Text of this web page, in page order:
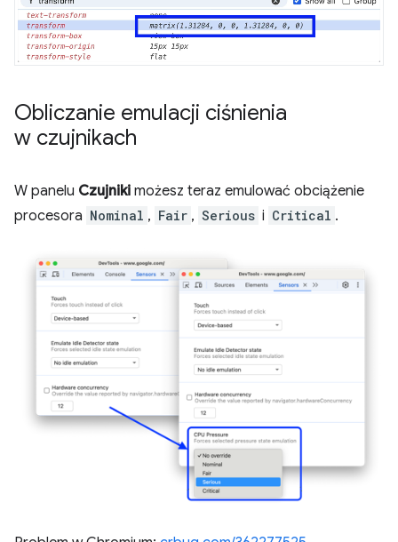
Obliczanie emulacji ciśnienia
w czujnikach
W panelu Czujniki możesz teraz emulować obciążenie
procesora Nominal , Fair , Serious i Critical .